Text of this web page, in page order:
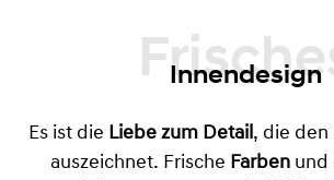
Frisches
Innendesign
Es ist die Liebe zum Detail, die den
auszeichnet. Frische Farbenund